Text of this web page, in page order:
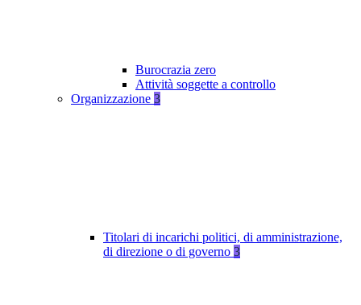
Burocrazia zero
Attività soggette a controllo
Organizzazione 3
Titolari di incarichi politici, di amministrazione,
di direzione o di governo 3